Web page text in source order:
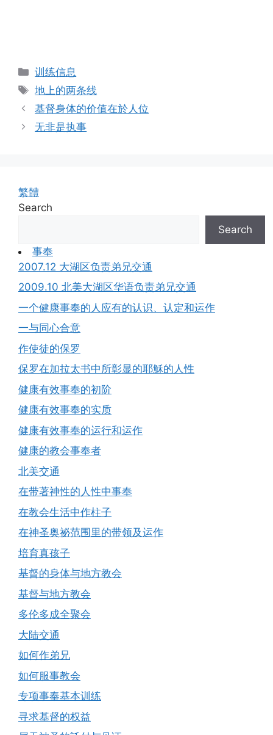
Categories
训练信息
Tags
地上的两条线
基督身体的价值在於人位
无非是执事
繁體
Search
Search
事奉
2007.12 大湖区负责弟兄交通
2009.10 北美大湖区华语负责弟兄交通
一个健康事奉的人应有的认识、认定和运作
一与同心合意
作使徒的保罗
保罗在加拉太书中所彰显的耶穌的人性
健康有效事奉的初阶
健康有效事奉的实质
健康有效事奉的运行和运作
健康的教会事奉者
北美交通
在带著神性的人性中事奉
在教会生活中作柱子
在神圣奥祕范围里的带领及运作
培育真孩子
基督的身体与地方教会
基督与地方教会
多伦多成全聚会
大陆交通
如何作弟兄
如何服事教会
专项事奉基本训练
寻求基督的权益